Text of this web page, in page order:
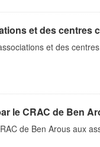
et des centres
et des
le CRAC de Ben
de Ben Arous aux